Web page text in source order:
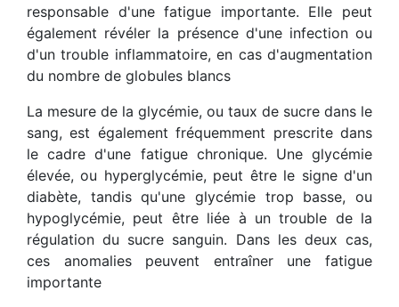
responsable d'une fatigue importante. Elle peut
également révéler la présence d'une infection ou
d'un trouble inflammatoire, en cas d'augmentation
du nombre de globules blancs
La mesure de la glycémie, ou taux de sucre dans le
sang, est également fréquemment prescrite dans
le cadre d'une fatigue chronique. Une glycémie
élevée, ou hyperglycémie, peut être le signe d'un
diabète, tandis qu'une glycémie trop basse, ou
hypoglycémie, peut être liée à un trouble de la
régulation du sucre sanguin. Dans les deux cas,
ces anomalies peuvent entraîner une fatigue
importante